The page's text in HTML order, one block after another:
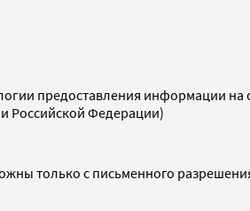
предоставления информации на
Российской Федерации)
только с письменного